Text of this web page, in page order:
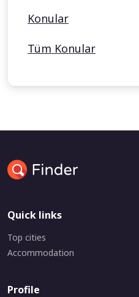
Konular
Tüm Konular
Quick links
Top cities
Accommodation
Profile